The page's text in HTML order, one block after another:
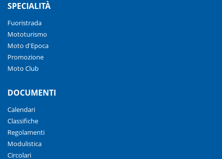
SPECIALITÀ
Fuoristrada
Mototurismo
Moto d'Epoca
Promozione
Moto Club
DOCUMENTI
Calendari
Classifiche
Regolamenti
Modulistica
Circolari